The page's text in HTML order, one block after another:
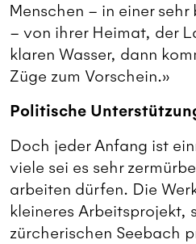
Menschen – in einer
– von ihrer Heimat, der
klaren Wasser, dann
Züge zum Vorschein.»
Politische
Doch jeder Anfang ist
viele sei es sehr
arbeiten dürfen. Die
kleineres Arbeitsprojekt,
zürcherischen Seebach